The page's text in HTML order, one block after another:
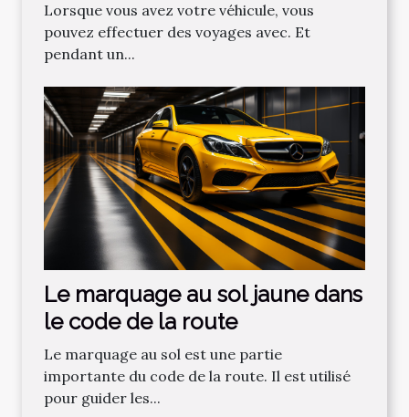
Lorsque vous avez votre véhicule, vous
pouvez effectuer des voyages avec. Et
pendant un...
Le marquage au sol jaune dans
le code de la route
Le marquage au sol est une partie
importante du code de la route. Il est utilisé
pour guider les...